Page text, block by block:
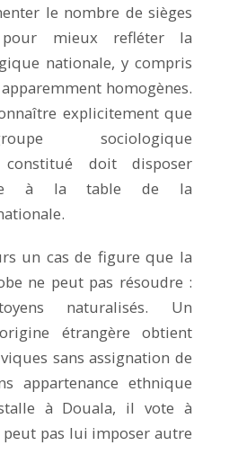
le nombre de sièges
mieux refléter la
nationale, y compris
homogènes.
explicitement que
sociologique
constitué doit disposer
à la table de la
un cas de figure que la
ne peut pas résoudre :
naturalisés. Un
étrangère obtient
sans assignation de
appartenance ethnique
à Douala, il vote à
peut pas lui imposer autre